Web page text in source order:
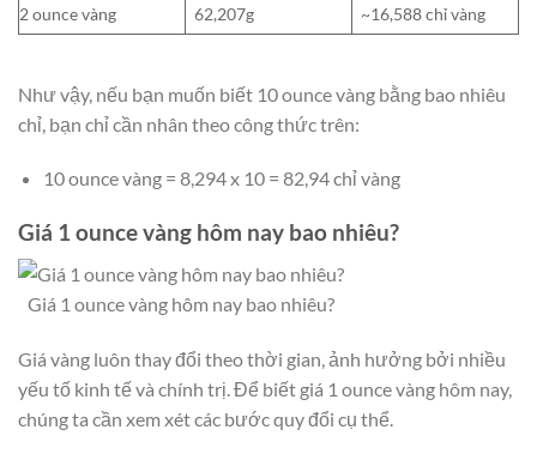
2 ounce vàng
62,207g ~16,588 chỉ vàng
Như vậy, nếu bạn muốn biết 10 ounce vàng bằng bao nhiêu
chỉ, bạn chỉ cần nhân theo công thức trên:
10 ounce vàng = 8,294 x 10 = 82,94 chỉ vàng
Giá 1 ounce vàng hôm nay bao nhiêu?
Giá 1 ounce vàng hôm nay bao nhiêu?
Giá vàng luôn thay đổi theo thời gian, ảnh hưởng bởi nhiều
yếu tố kinh tế và chính trị. Để biết giá 1 ounce vàng hôm nay,
chúng ta cần xem xét các bước quy đổi cụ thể.